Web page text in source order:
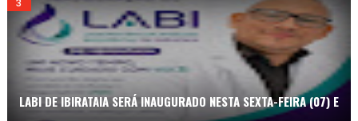
LABI DE IBIRATAIA SERÁ INAUGURADO NESTA SEXTA-FEIRA (07) E